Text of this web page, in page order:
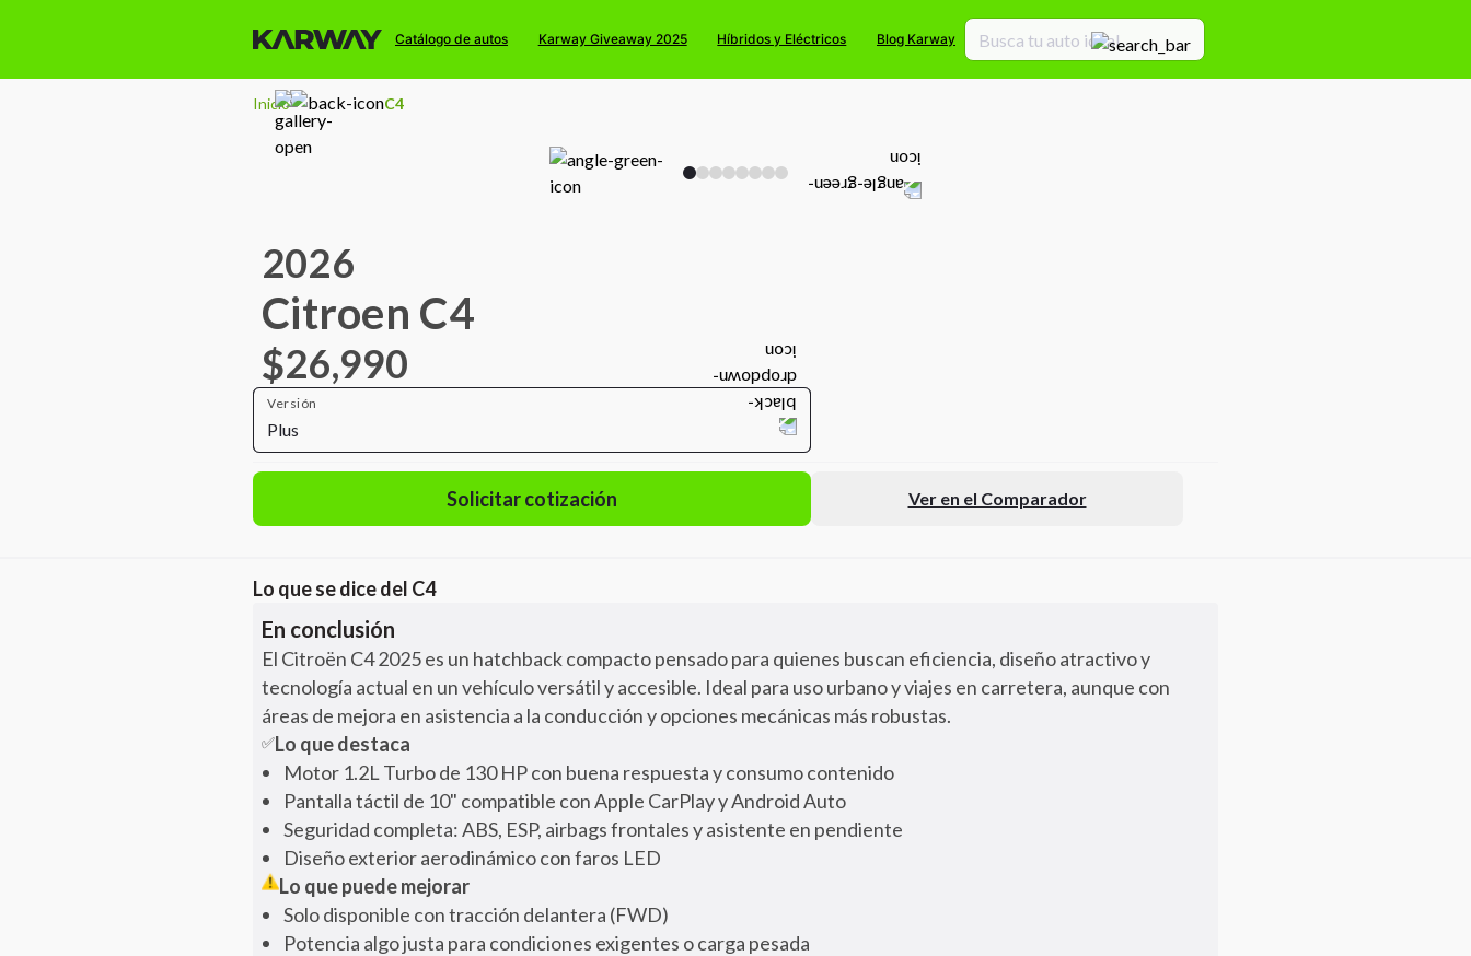
Catálogo de autos Karway Giveaway 2025 Híbridos y Eléctricos Blog Karway
Inicio C4
2026
Citroen C4
$26,990
Versión
Plus
Solicitar cotización Ver en el Comparador
Lo que se dice del C4
En conclusión
El Citroën C4 2025 es un hatchback compacto pensado para quienes buscan eficiencia, diseño atractivo y
tecnología actual en un vehículo versátil y accesible. Ideal para uso urbano y viajes en carretera, aunque con
áreas de mejora en asistencia a la conducción y opciones mecánicas más robustas.
✅Lo que destaca
Motor 1.2L Turbo de 130 HP con buena respuesta y consumo contenido
Pantalla táctil de 10" compatible con Apple CarPlay y Android Auto
Seguridad completa: ABS, ESP, airbags frontales y asistente en pendiente
Diseño exterior aerodinámico con faros LED
Lo que puede mejorar
Solo disponible con tracción delantera (FWD)
Potencia algo justa para condiciones exigentes o carga pesada